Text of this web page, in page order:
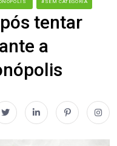
#SEM CATEGORIA
tentar
a